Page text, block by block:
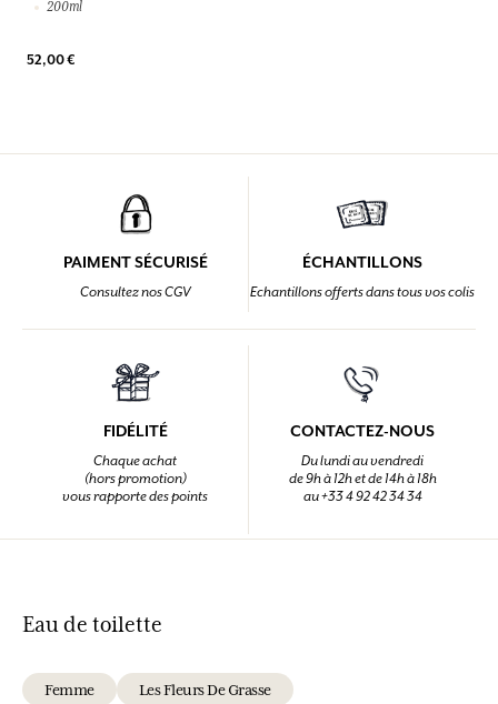
200ml
52,00 €
PAIMENT SÉCURISÉ
Consultez nos CGV
ÉCHANTILLONS
Echantillons offerts dans tous vos colis
FIDÉLITÉ
Chaque achat
(hors promotion)
vous rapporte des points
CONTACTEZ-NOUS
Du lundi au vendredi
de 9h à 12h et de 14h à 18h
au +33 4 92 42 34 34
Eau de toilette
Femme
Les Fleurs De Grasse